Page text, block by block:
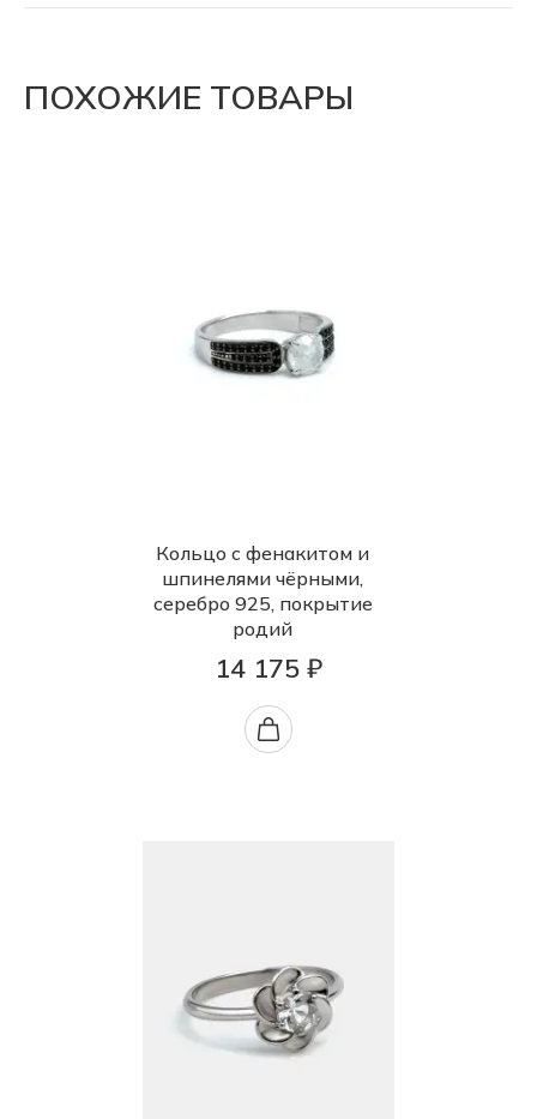
ПОХОЖИЕ ТОВАРЫ
Кольцо с фенакитом и
шпинелями чёрными,
серебро 925, покрытие
родий
14 175 ₽